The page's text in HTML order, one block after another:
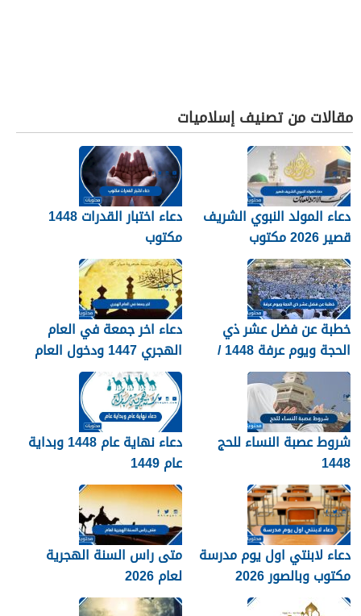
مقالات من تصنيف إسلاميات
دعاء المولد النبوي الشريف
قصير 2026 مكتوب
دعاء اختبار القدرات 1448
مكتوب
خطبة عن فضل عشر ذي
الحجة ويوم عرفة 1448 /
2026
دعاء اخر جمعة في العام
الهجري 1447 ودخول العام
الجديد 1448
شروط عصبة النساء للحج
1448
دعاء نهاية عام 1448 وبداية
عام 1449
دعاء لابنتي اول يوم مدرسة
مكتوب وبالصور 2026
متى راس السنة الهجرية
لعام 2026